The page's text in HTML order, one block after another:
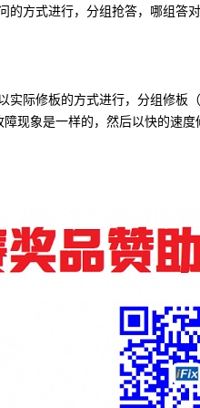
式进行，分组抢答，哪组答对
修板的方式进行，分组修板
现象是一样的，然后以快的速度